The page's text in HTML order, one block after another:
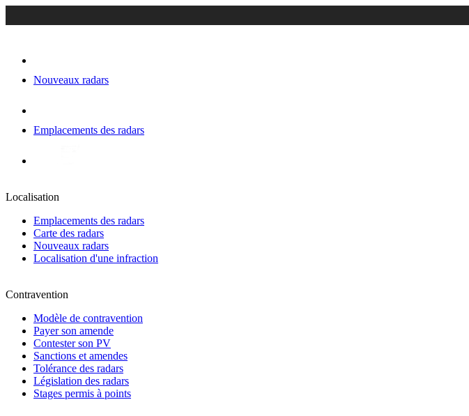
Nouveaux radars
Emplacements des radars
Localisation
Emplacements des radars
Carte des radars
Nouveaux radars
Localisation d'une infraction
Contravention
Modèle de contravention
Payer son amende
Contester son PV
Sanctions et amendes
Tolérance des radars
Législation des radars
Stages permis à points